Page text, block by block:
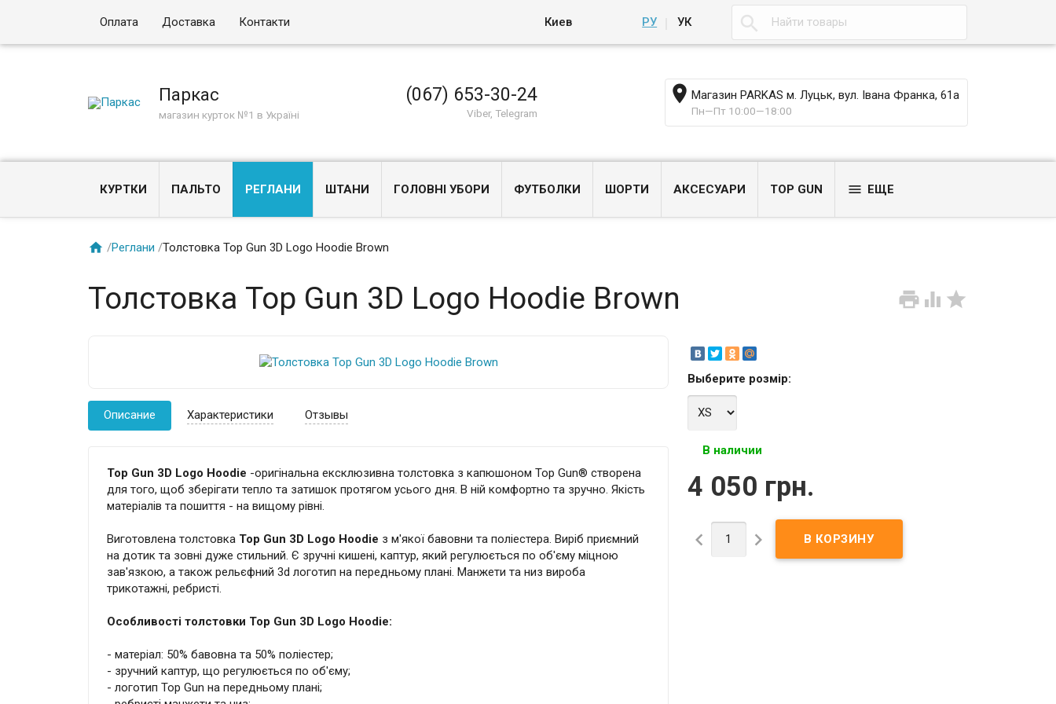
Киев РУ УК
Оплата Доставка Контакти 
Паркас
магазин курток №1 в Україні
(067) 653-30-24
Viber, Telegram
 Магазин PARKAS м. Луцьк, вул. Івана Франка, 61а
Пн—Пт 10:00—18:00
КУРТКИ ПАЛЬТО РЕГЛАНИ ШТАНИ ГОЛОВНІ УБОРИ ФУТБОЛКИ ШОРТИ АКСЕСУАРИ TOP GUN  ЕЩЕ
 /Реглани /Толстовка Top Gun 3D Logo Hoodie Brown
  
Толстовка Top Gun 3D Logo Hoodie Brown
Выберите розмір:
В наличии
4 050 грн.
 
Описание Характеристики Отзывы
Top Gun 3D Logo Hoodie -оригінальна ексклюзивна толстовка з капюшоном Top Gun® створена
для того, щоб зберігати тепло та затишок протягом усього дня. В ній комфортно та зручно. Якість
матеріалів та пошиття - на вищому рівні.
Виготовлена толстовка Top Gun 3D Logo Hoodie з м'якої бавовни та поліестера. Виріб приємний
на дотик та зовні дуже стильний. Є зручні кишені, каптур, який регулюється по об'єму міцною
зав'язкою, а також рельєфний 3d логотип на передньому плані. Манжети та низ вироба
трикотажні, ребристі.
Особливості толстовки Top Gun 3D Logo Hoodie:
- матеріал: 50% бавовна та 50% поліестер;
- зручний каптур, що регулюється по об'єму;
- логотип Top Gun на передньому плані;